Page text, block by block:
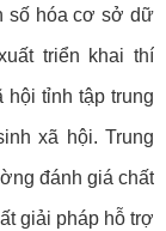
số hóa cơ sở dữ
triển khai thí
tỉnh tập trung
xã hội. Trung
đánh giá chất
giải pháp hỗ trợ